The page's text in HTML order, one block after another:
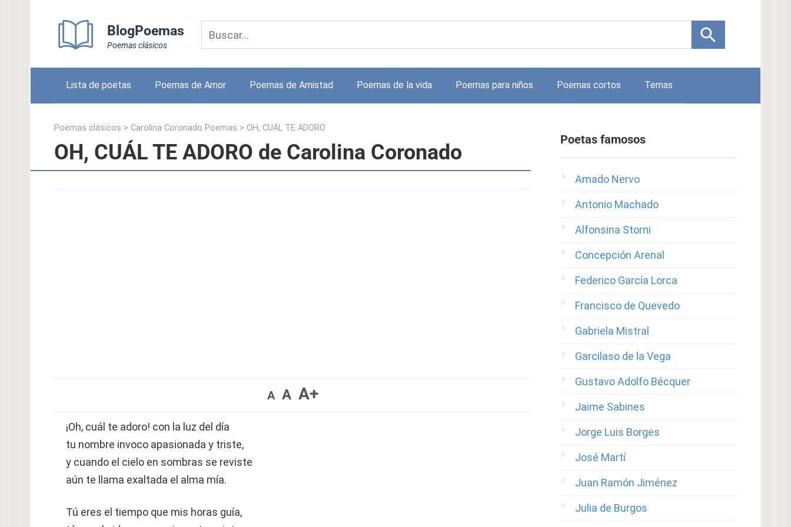
BlogPoemas
Poemas clásicos
Lista de poetas Poemas de Amor Poemas de Amistad Poemas de la vida Poemas para niños Poemas cortos Temas
Poemas clásicos > Carolina Coronado Poemas > OH, CUÁL TE ADORO
OH, CUÁL TE ADORO de Carolina Coronado
A A A+
¡Oh, cuál te adoro! con la luz del día
tu nombre invoco apasionada y triste,
y cuando el cielo en sombras se reviste
aún te llama exaltada el alma mía.
Tú eres el tiempo que mis horas guía,
Poetas famosos
Amado Nervo
Antonio Machado
Alfonsina Storni
Concepción Arenal
Federico García Lorca
Francisco de Quevedo
Gabriela Mistral
Garcilaso de la Vega
Gustavo Adolfo Bécquer
Jaime Sabines
Jorge Luis Borges
José Martí
Juan Ramón Jiménez
Julia de Burgos